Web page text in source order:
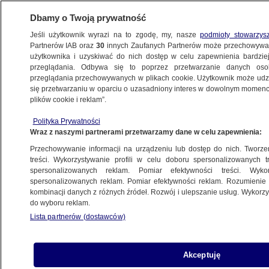
BIZNES
Z KRAJU
zyskują na wojnie cenowej przewoźników
2.04.2015, 16:16
Udostępnij
Dbamy o Twoją prywatność
Jeśli użytkownik wyrazi na to zgodę, my, naszepodmioty
Partnerów IAB oraz30 innych Zaufanych Partnerów może
użytkownika i uzyskiwać do nich dostęp w celu zapewnienia
przeglądania. Odbywa się to poprzez przetwarzanie danych
przeglądania przechowywanych w plikach cookie. Użytkownik może
się przetwarzaniu w oparciu o uzasadniony interes w dowolnym
plików cookie i reklam”.
Polityka Prywatności
Wraz z naszymi partnerami przetwarzamy dane w celu zapewnienia:
Przechowywanie informacji na urządzeniu lub dostęp do nich.
treści. Wykorzystywanie profili w celu doboru spersonalizowanych
spersonalizowanych reklam. Pomiar efektywności treści.
spersonalizowanych reklam. Pomiar efektywności reklam.
kombinacji danych z różnych źródeł. Rozwój i ulepszanie usług.
do wyboru reklam.
Lista partnerów (dostawców)
Akceptuję